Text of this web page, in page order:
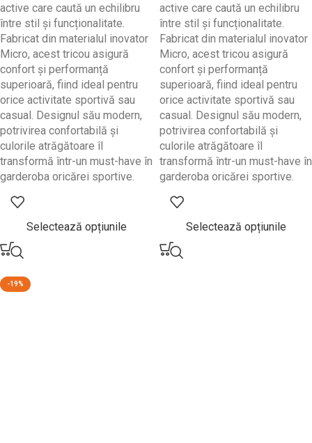
active care caută un echilibru
între stil și funcționalitate.
Fabricat din materialul inovator
Micro, acest tricou asigură
confort și performanță
superioară, fiind ideal pentru
orice activitate sportivă sau
casual. Designul său modern,
potrivirea confortabilă și
culorile atrăgătoare îl
transformă într-un must-have în
garderoba oricărei sportive.
Selectează opțiunile
active care caută un echilibru
între stil și funcționalitate.
Fabricat din materialul inovator
Micro, acest tricou asigură
confort și performanță
superioară, fiind ideal pentru
orice activitate sportivă sau
casual. Designul său modern,
potrivirea confortabilă și
culorile atrăgătoare îl
transformă într-un must-have în
garderoba oricărei sportive.
Selectează opțiunile
-19%